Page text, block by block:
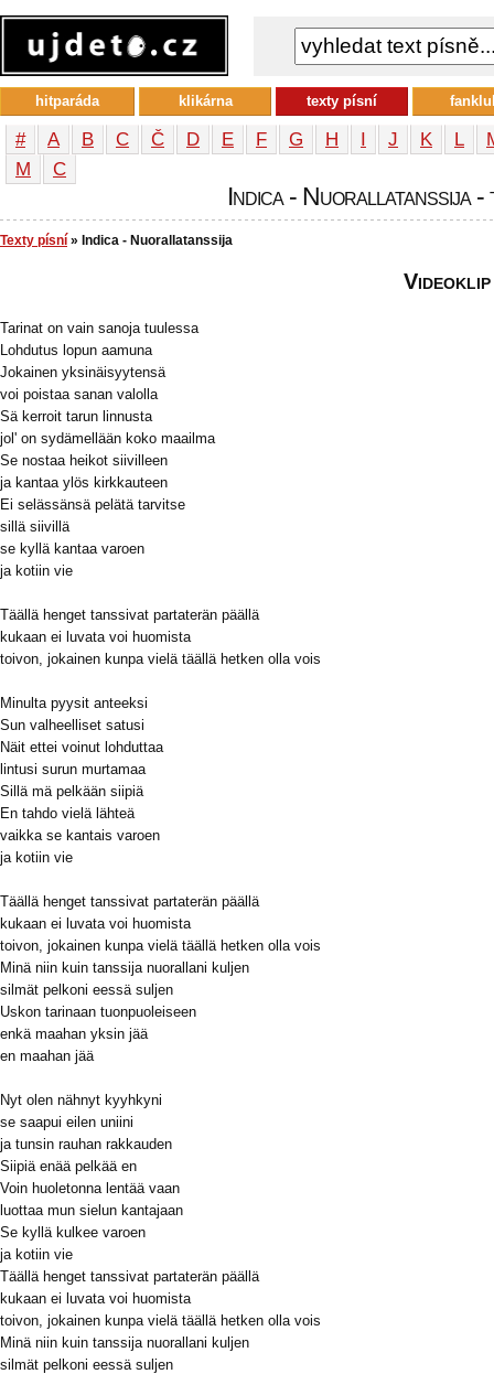
# A B C Č D E F G H I J K L
М
С
Indica - Nuorallatanssija -
Texty písní » Indica - Nuorallatanssija
Tarinat on vain sanoja tuulessa
Lohdutus lopun aamuna
Jokainen yksinäisyytensä
voi poistaa sanan valolla
Sä kerroit tarun linnusta
jol' on sydämellään koko maailma
Se nostaa heikot siivilleen
ja kantaa ylös kirkkauteen
Ei selässänsä pelätä tarvitse
sillä siivillä
se kyllä kantaa varoen
ja kotiin vie
Täällä henget tanssivat partaterän päällä
kukaan ei luvata voi huomista
toivon, jokainen kunpa vielä täällä hetken olla vois
Minulta pyysit anteeksi
Sun valheelliset satusi
Näit ettei voinut lohduttaa
lintusi surun murtamaa
Sillä mä pelkään siipiä
En tahdo vielä lähteä
vaikka se kantais varoen
ja kotiin vie
Täällä henget tanssivat partaterän päällä
kukaan ei luvata voi huomista
toivon, jokainen kunpa vielä täällä hetken olla vois
Minä niin kuin tanssija nuorallani kuljen
silmät pelkoni eessä suljen
Uskon tarinaan tuonpuoleiseen
enkä maahan yksin jää
en maahan jää
Nyt olen nähnyt kyyhkyni
se saapui eilen uniini
ja tunsin rauhan rakkauden
Siipiä enää pelkää en
Voin huoletonna lentää vaan
luottaa mun sielun kantajaan
Se kyllä kulkee varoen
ja kotiin vie
Täällä henget tanssivat partaterän päällä
kukaan ei luvata voi huomista
toivon, jokainen kunpa vielä täällä hetken olla vois
Minä niin kuin tanssija nuorallani kuljen
silmät pelkoni eessä suljen
Videoklip
hitparáda klikárna texty písní